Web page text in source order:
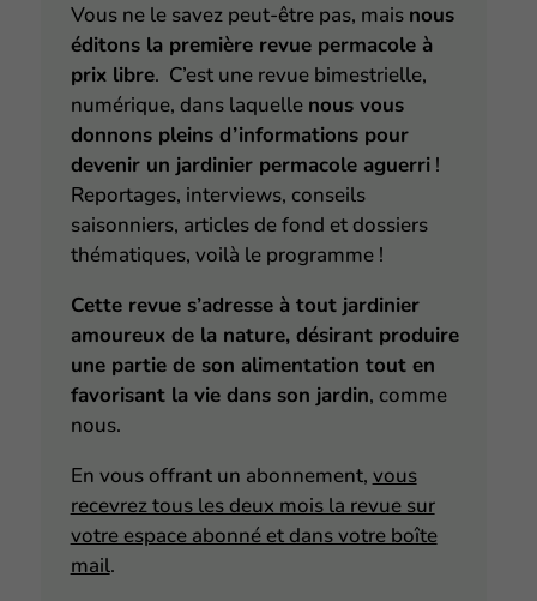
Vous ne le savez peut-être pas, mais nous
éditons la première revue permacole à
prix libre. C’est une revue bimestrielle,
numérique, dans laquelle nous vous
donnons pleins d’informations pour
devenir un jardinier permacole aguerri!
Reportages, interviews, conseils
saisonniers, articles de fond et dossiers
thématiques, voilà le programme !
Cette revue s’adresse à tout jardinier
amoureux de la nature, désirant produire
une partie de son alimentation tout en
favorisant la vie dans son jardin, comme
nous.
En vous offrant un abonnement, vous
recevrez tous les deux mois la revue sur
votre espace abonné et dans votre boîte
mail.